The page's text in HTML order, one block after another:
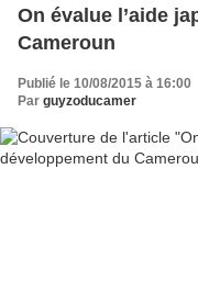
On évalue l’aide
Cameroun
Publié le 10/08/2015 à 16:00
Par guyzoducamer